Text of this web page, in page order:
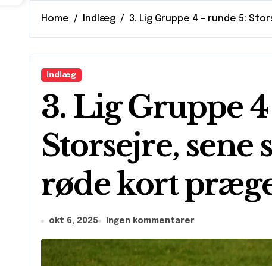
Home Indlæg 3. Lig Gruppe 4 – runde 5:
Indlæg
3. Lig Gruppe
Storsejre, sene
røde kort
okt 6, 2025 Ingen kommentarer